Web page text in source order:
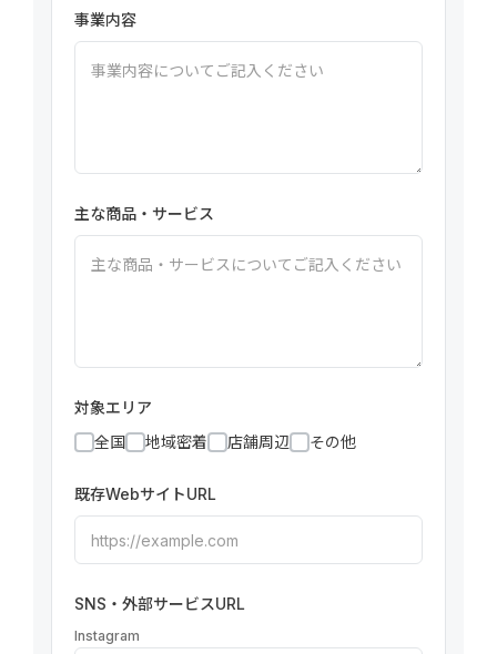
事業内容
主な商品・サービス
対象エリア
全国
地域密着 店舗周辺 その他
既存WebサイトURL
SNS・外部サービスURL
Instagram